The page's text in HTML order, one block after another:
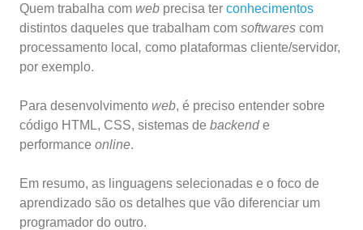
Quem trabalha com web precisa ter conhecimentos
distintos daqueles que trabalham com softwares com
processamento local , como plataformas cliente/servidor,
por exemplo.
Para desenvolvimento web, é preciso entender sobre
código HTML, CSS, sistemas de backende
performance online.
Em resumo, as linguagens selecionadas e o foco de
aprendizado são os detalhes que vão diferenciar um
programador do outro.